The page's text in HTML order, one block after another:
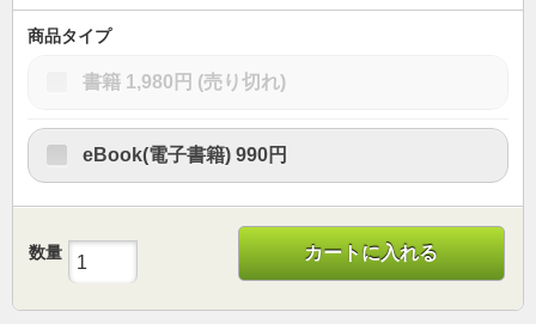
商品タイプ
書籍 1,980円 (売り切れ)
eBook(電子書籍) 990円
数量 カートに入れる